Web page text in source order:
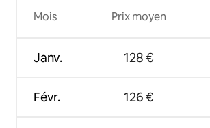
Mois
Janv.
Févr.
Prix moyen
128 €
126 €